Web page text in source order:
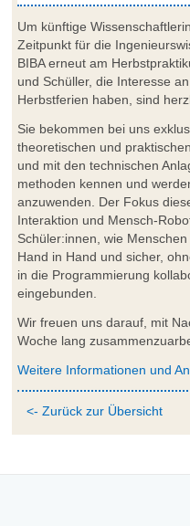
Um künftige
Zeitpunkt für die
BIBA erneut am
und Schüller, die Interesse
Herbstferien haben, sind
Sie bekommen bei uns
theoretischen und
und mit den technischen
methoden kennen und
anzuwenden. Der Fokus
Interaktion und Mensch-
Schüler:innen, wie
Hand in Hand und sicher,
in die Programmierung
eingebunden.
Wir freuen uns darauf, mit
Woche lang
Weitere Informationen und
<- Zurück zur Übersicht